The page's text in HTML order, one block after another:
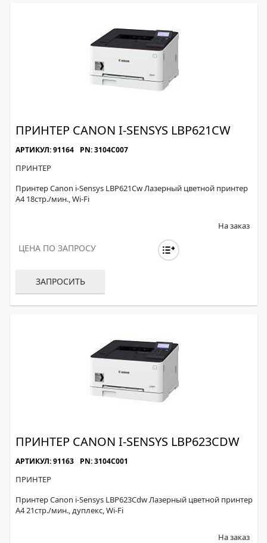
ПРИНТЕР CANON I-SENSYS LBP621CW
АРТИКУЛ: 91164 PN: 3104C007
ПРИНТЕР
Принтер Canon i-Sensys LBP621Cw Лазерный цветной принтер
A4 18стр./мин., Wi-Fi
На заказ
ЦЕНА ПО ЗАПРОСУ
ЗАПРОСИТЬ
ПРИНТЕР CANON I-SENSYS LBP623CDW
АРТИКУЛ: 91163 PN: 3104C001
ПРИНТЕР
Принтер Canon i-Sensys LBP623Cdw Лазерный цветной принтер
A4 21стр./мин., дуплекс, Wi-Fi
На заказ